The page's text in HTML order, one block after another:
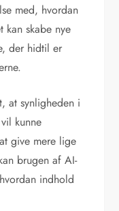
med, hvordan
kan skabe nye
der hidtil er
at synligheden i
kunne
give mere lige
brugen af AI-
indhold